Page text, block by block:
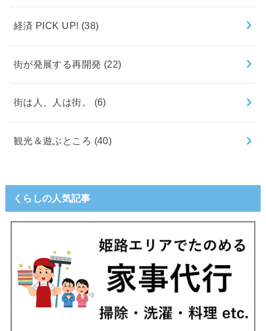
経済 PICK UP! (38)
街が発展する再開発 (22)
街は人、人は街。 (6)
観光＆遊ぶところ (40)
くらしの人気記事